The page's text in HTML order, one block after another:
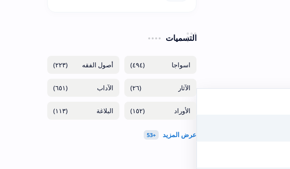
التسميات
(٤٩٤) (٢٢٣)
(٢٦) (٦٥١)
(١٥٢) (١١٣)